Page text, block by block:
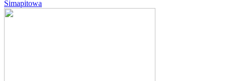
Simapitowa